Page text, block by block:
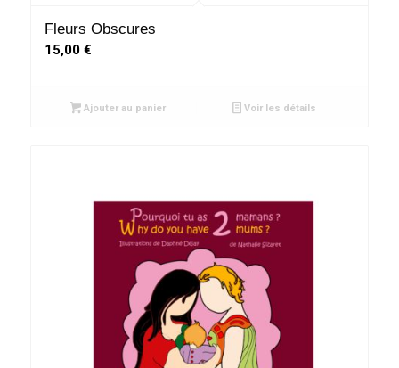
Fleurs Obscures
15,00 €
Ajouter au panier Voir les détails